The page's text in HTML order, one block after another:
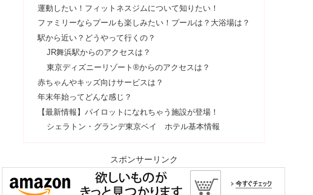
運動したい！フィットネスジムについて知りたい！
ファミリーならプールも楽しみたい！プールは？大浴場は？
駅から近い？どうやって行くの？
JR舞浜駅からのアクセスは？
東京ディズニーリゾート®からのアクセスは？
赤ちゃんやキッズ向けサービスは？
年末年始ってどんな感じ？
【最新情報】パイロットになれちゃう施設が登場！
シェラトン・グランデ東京ベイ ホテル基本情報
スポンサーリンク